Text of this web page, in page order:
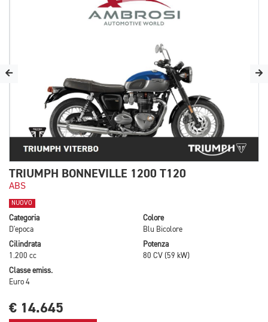
TRIUMPH BONNEVILLE 1200 T120
ABS
NUOVO
Categoria
D'epoca
Colore
Blu Bicolore
Cilindrata
1.200 cc
Potenza
80 CV (59 kW)
Classe emiss.
Euro 4
€ 14.645